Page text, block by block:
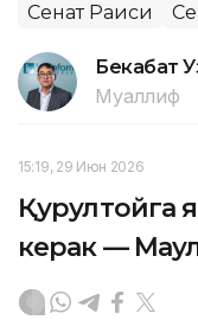
Сенат Раиси
Бекабат
Муаллиф
15:19, 29 Июн 2026
Қурултойга
керак —